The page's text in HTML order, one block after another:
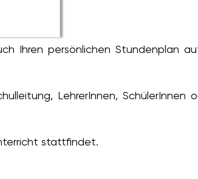
Ihren persönlichen Stundenplan
LehrerInnen, SchülerInnen
stattfindet.